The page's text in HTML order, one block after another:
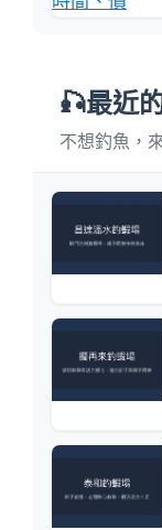
🎣最近
不想釣魚，